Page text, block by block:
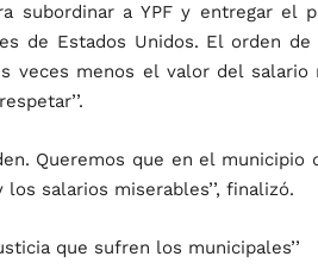
subordinar a YPF y entregar el
de Estados Unidos. El orden
veces menos el valor del
Queremos que en el
salarios miserables’’, finalizó.
que sufren los municipales’’